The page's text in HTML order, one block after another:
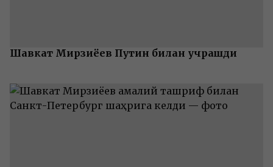
Шавкат Мирзиёев Путин билан учрашди